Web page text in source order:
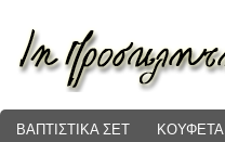
ΒΑΠΤΙΣΤΙΚΑ ΣΕΤ ΚΟΥΦΕΤΑ